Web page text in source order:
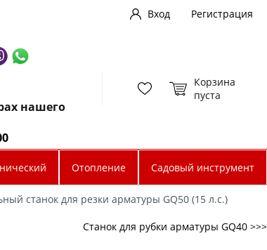
Вход
Регистрация
нашего
Корзина
пуста
Отопление Садовый инструмент
станок для резки арматуры GQ50 (15 л.с.)
Станок для рубки арматуры GQ40 >>>